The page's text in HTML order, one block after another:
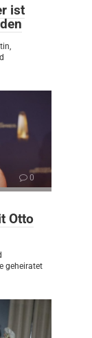
ist
0
Otto
geheiratet